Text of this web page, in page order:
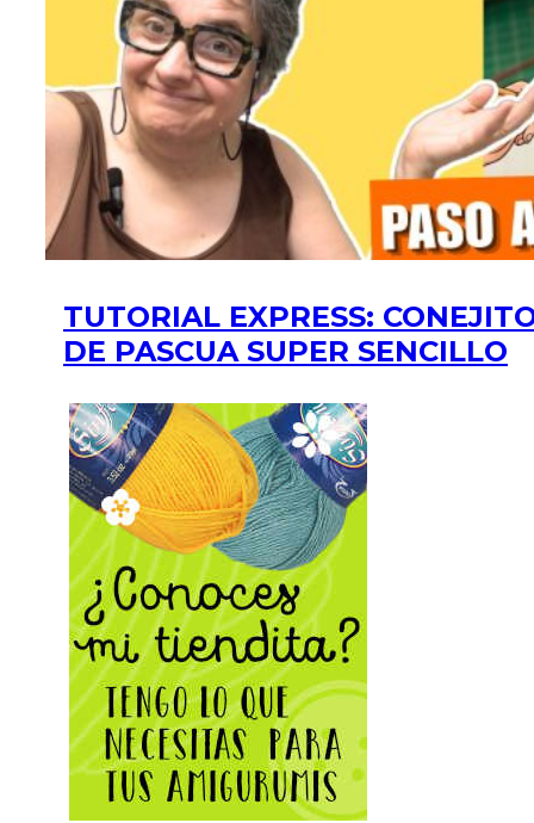
TUTORIAL EXPRESS:
DE PASCUA SUPER SENCILLO